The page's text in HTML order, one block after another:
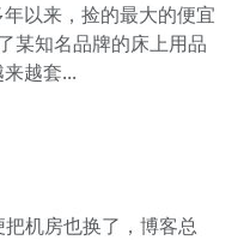
以来，捡的最大的便宜
某知名品牌的床上用品
越套...
机房也换了，博客总